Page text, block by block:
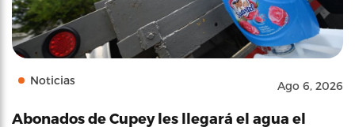
Noticias Ago 6, 2026
Abonados de Cupey les llegará el agua el